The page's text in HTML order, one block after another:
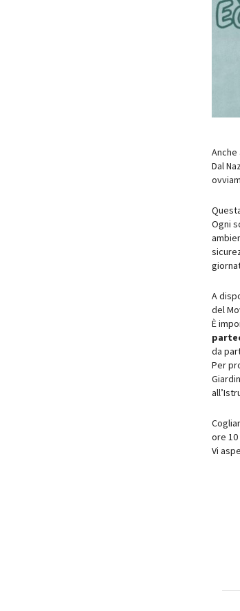
Dal
Ogni
A
del
È
da
Per
ore
Vi